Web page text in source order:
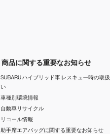
商品に関する重要なお知らせ
SUBARU ハイブリッド車 レスキュー時の取扱
い
車種別環境情報
自動車リサイクル
リコール情報
助手席エアバッグに関する重要なお知らせ